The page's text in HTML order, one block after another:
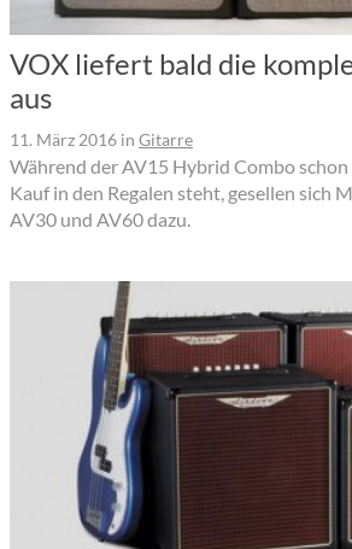
VOX liefert bald die
aus
11. März 2016 in Gitarre
Während der AV15 Hybrid Combo schon
Kauf in den Regalen steht, gesellen sich
AV30 und AV60 dazu.